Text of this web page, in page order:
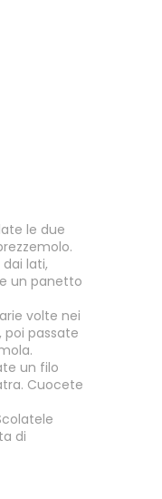
le due
lati,
un panetto
volte nei
passate
un filo
Cuocete
di